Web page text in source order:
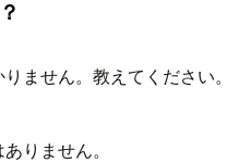
ません。教えてください。
りません。